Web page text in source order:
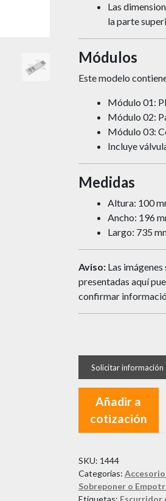
Las
la parte
Módulos
Este modelo
Módulo 01:
Módulo 02:
Módulo 03:
Incluye
Medidas
Altura: 100
Ancho: 196
Largo: 735
Aviso:Las imágenes
presentadas aquí
confirmar
Añadir a
cotización
SKU: 1444
Categorías:
Sobreponer o
Etiquetas: Escurridor